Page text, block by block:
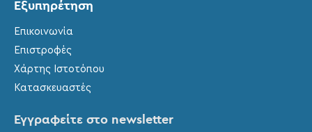
Εξυπηρέτηση
Επικοινωνία
Επιστροφές
Χάρτης Ιστοτόπου
Κατασκευαστές
Εγγραφείτε στο newsletter